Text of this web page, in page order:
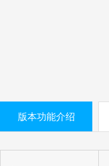
版本功能介绍